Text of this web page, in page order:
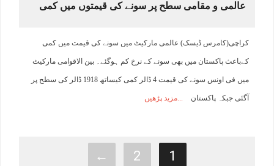
عالمی و مقامی سطح پر سونے کی قیمتوں میں کمی
کراچی(کامرس ڈیسک) عالمی مارکیٹ میں سونے کی قیمت میں کمی
کےباعث پاکستان میں بھی سونے کے نرخ کم ہوگئے۔ بین الاقوامی مارکیٹ
میں فی اونس سونے کی قیمت 4 ڈالر کمی کیساتھ 1918 ڈالر کی سطح پر
آگئی جبکہ پاکستان مزید پڑھیں
1
2
←